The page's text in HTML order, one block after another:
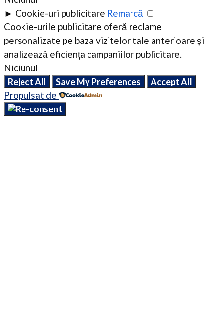
► Cookie-uri publicitare Remarcă
Cookie-urile publicitare oferă reclame
personalizate pe baza vizitelor tale anterioare și
analizează eficiența campaniilor publicitare.
Niciunul
Reject All Save My Preferences Accept All
Propulsat de